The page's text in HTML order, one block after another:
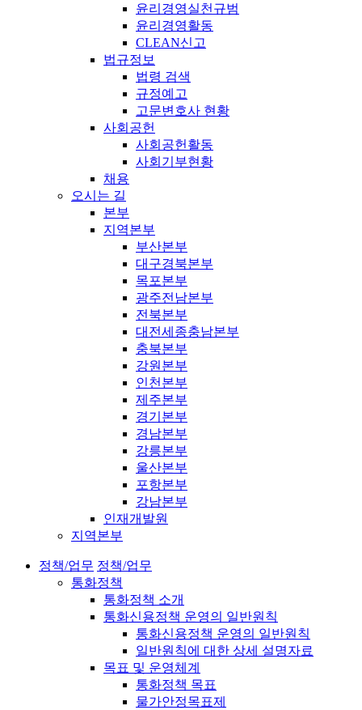
윤리경영실천규범
윤리경영활동
CLEAN신고
법규정보
법령 검색
규정예고
고문변호사 현황
사회공헌
사회공헌활동
사회기부현황
채용
오시는 길
본부
지역본부
부산본부
대구경북본부
목포본부
광주전남본부
전북본부
대전세종충남본부
충북본부
강원본부
인천본부
제주본부
경기본부
경남본부
강릉본부
울산본부
포항본부
강남본부
인재개발원
지역본부
정책/업무 정책/업무
통화정책
통화정책 소개
통화신용정책 운영의 일반원칙
통화신용정책 운영의 일반원칙
일반원칙에 대한 상세 설명자료
목표 및 운영체계
통화정책 목표
물가안정목표제